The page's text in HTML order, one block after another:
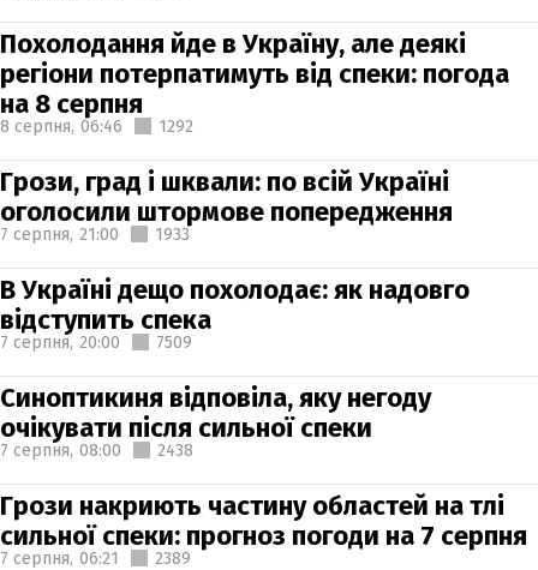
Похолодання йде в Україну, але деякі
регіони потерпатимуть від спеки: погода
на 8 серпня
8 серпня, 06:46 1292
Грози, град і шквали: по всій Україні
оголосили штормове попередження
7 серпня, 21:00 1933
В Україні дещо похолодає: як надовго
відступить спека
7 серпня, 20:00 7509
Синоптикиня відповіла, яку негоду
очікувати після сильної спеки
7 серпня, 08:00 2438
Грози накриють частину областей на тлі
сильної спеки: прогноз погоди на 7 серпня
7 серпня, 06:21 2389